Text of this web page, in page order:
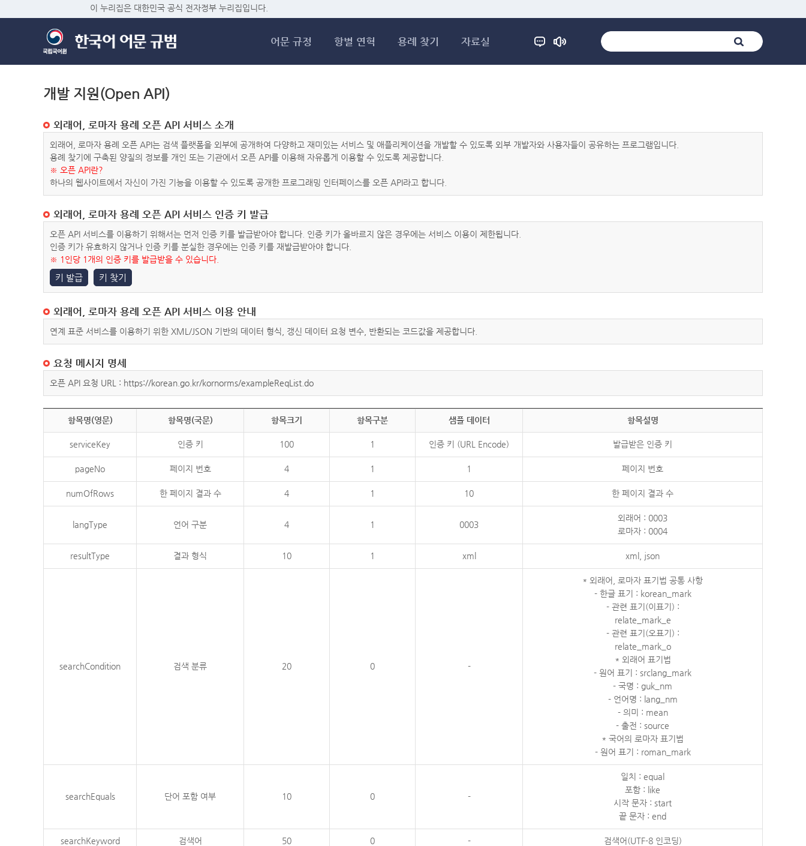
이 누리집은 대한민국 공식 전자정부 누리집입니다.
어문 규정 항별 연혁 용례 찾기 자료실
개발 지원(Open API)
외래어, 로마자 용례 오픈 API 서비스 소개
외래어, 로마자 용례 오픈 API는 검색 플랫폼을 외부에 공개하여 다양하고 재미있는 서비스 및 애플리케이션을 개발할 수 있도록 외부 개발자와 사용자들이 공유하는 프로그램입니다.
용례 찾기에 구축된 양질의 정보를 개인 또는 기관에서 오픈 API를 이용해 자유롭게 이용할 수 있도록 제공합니다.
※ 오픈 API란?
하나의 웹사이트에서 자신이 가진 기능을 이용할 수 있도록 공개한 프로그래밍 인터페이스를 오픈 API라고 합니다.
외래어, 로마자 용례 오픈 API 서비스 인증 키 발급
오픈 API 서비스를 이용하기 위해서는 먼저 인증 키를 발급받아야 합니다. 인증 키가 올바르지 않은 경우에는 서비스 이용이 제한됩니다.
인증 키가 유효하지 않거나 인증 키를 분실한 경우에는 인증 키를 재발급받아야 합니다.
※ 1인당 1개의 인증 키를 발급받을 수 있습니다.
키 발급 키 찾기
외래어, 로마자 용례 오픈 API 서비스 이용 안내
연계 표준 서비스를 이용하기 위한 XML/JSON 기반의 데이터 형식, 갱신 데이터 요청 변수, 반환되는 코드값을 제공합니다.
요청 메시지 명세
오픈 API 요청 URL : https://korean.go.kr/kornorms/exampleReqList.do
항목명(영문) 항목명(국문) 항목크기 항목구분 샘플 데이터 항목설명
serviceKey 인증 키 100 1 인증 키 (URL Encode) 발급받은 인증 키
pageNo 페이지 번호 4 1 1 페이지 번호
numOfRows 한 페이지 결과 수 4 1 10 한 페이지 결과 수
langType 언어 구분 4 1 0003
외래어 : 0003
로마자 : 0004
resultType 결과 형식 10 1 xml xml, json
searchCondition 검색 분류 20 0 -
* 외래어, 로마자 표기법 공통 사항
- 한글 표기 : korean_mark
- 관련 표기(이표기) :
relate_mark_e
- 관련 표기(오표기) :
relate_mark_o
* 외래어 표기법
- 원어 표기 : srclang_mark
- 국명 : guk_nm
- 언어명 : lang_nm
- 의미 : mean
- 출전 : source
* 국어의 로마자 표기법
- 원어 표기 : roman_mark
searchEquals 단어 포함 여부 10 0 -
일치 : equal
포함 : like
시작 문자 : start
끝 문자 : end
searchKeyword 검색어 50 0 - 검색어(UTF-8 인코딩)